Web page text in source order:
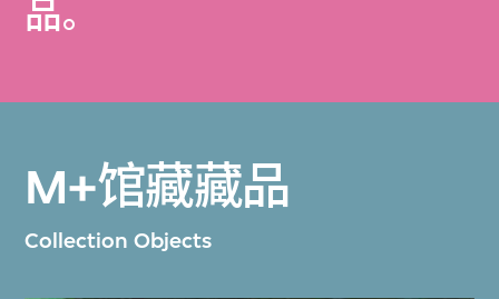
品。
M+馆藏藏品
Collection Objects